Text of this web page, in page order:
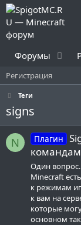
Форумы
Регистрация
Теги
signs
N Плагин
Один
Minecraft
к режимам
к вам на
которые
основном